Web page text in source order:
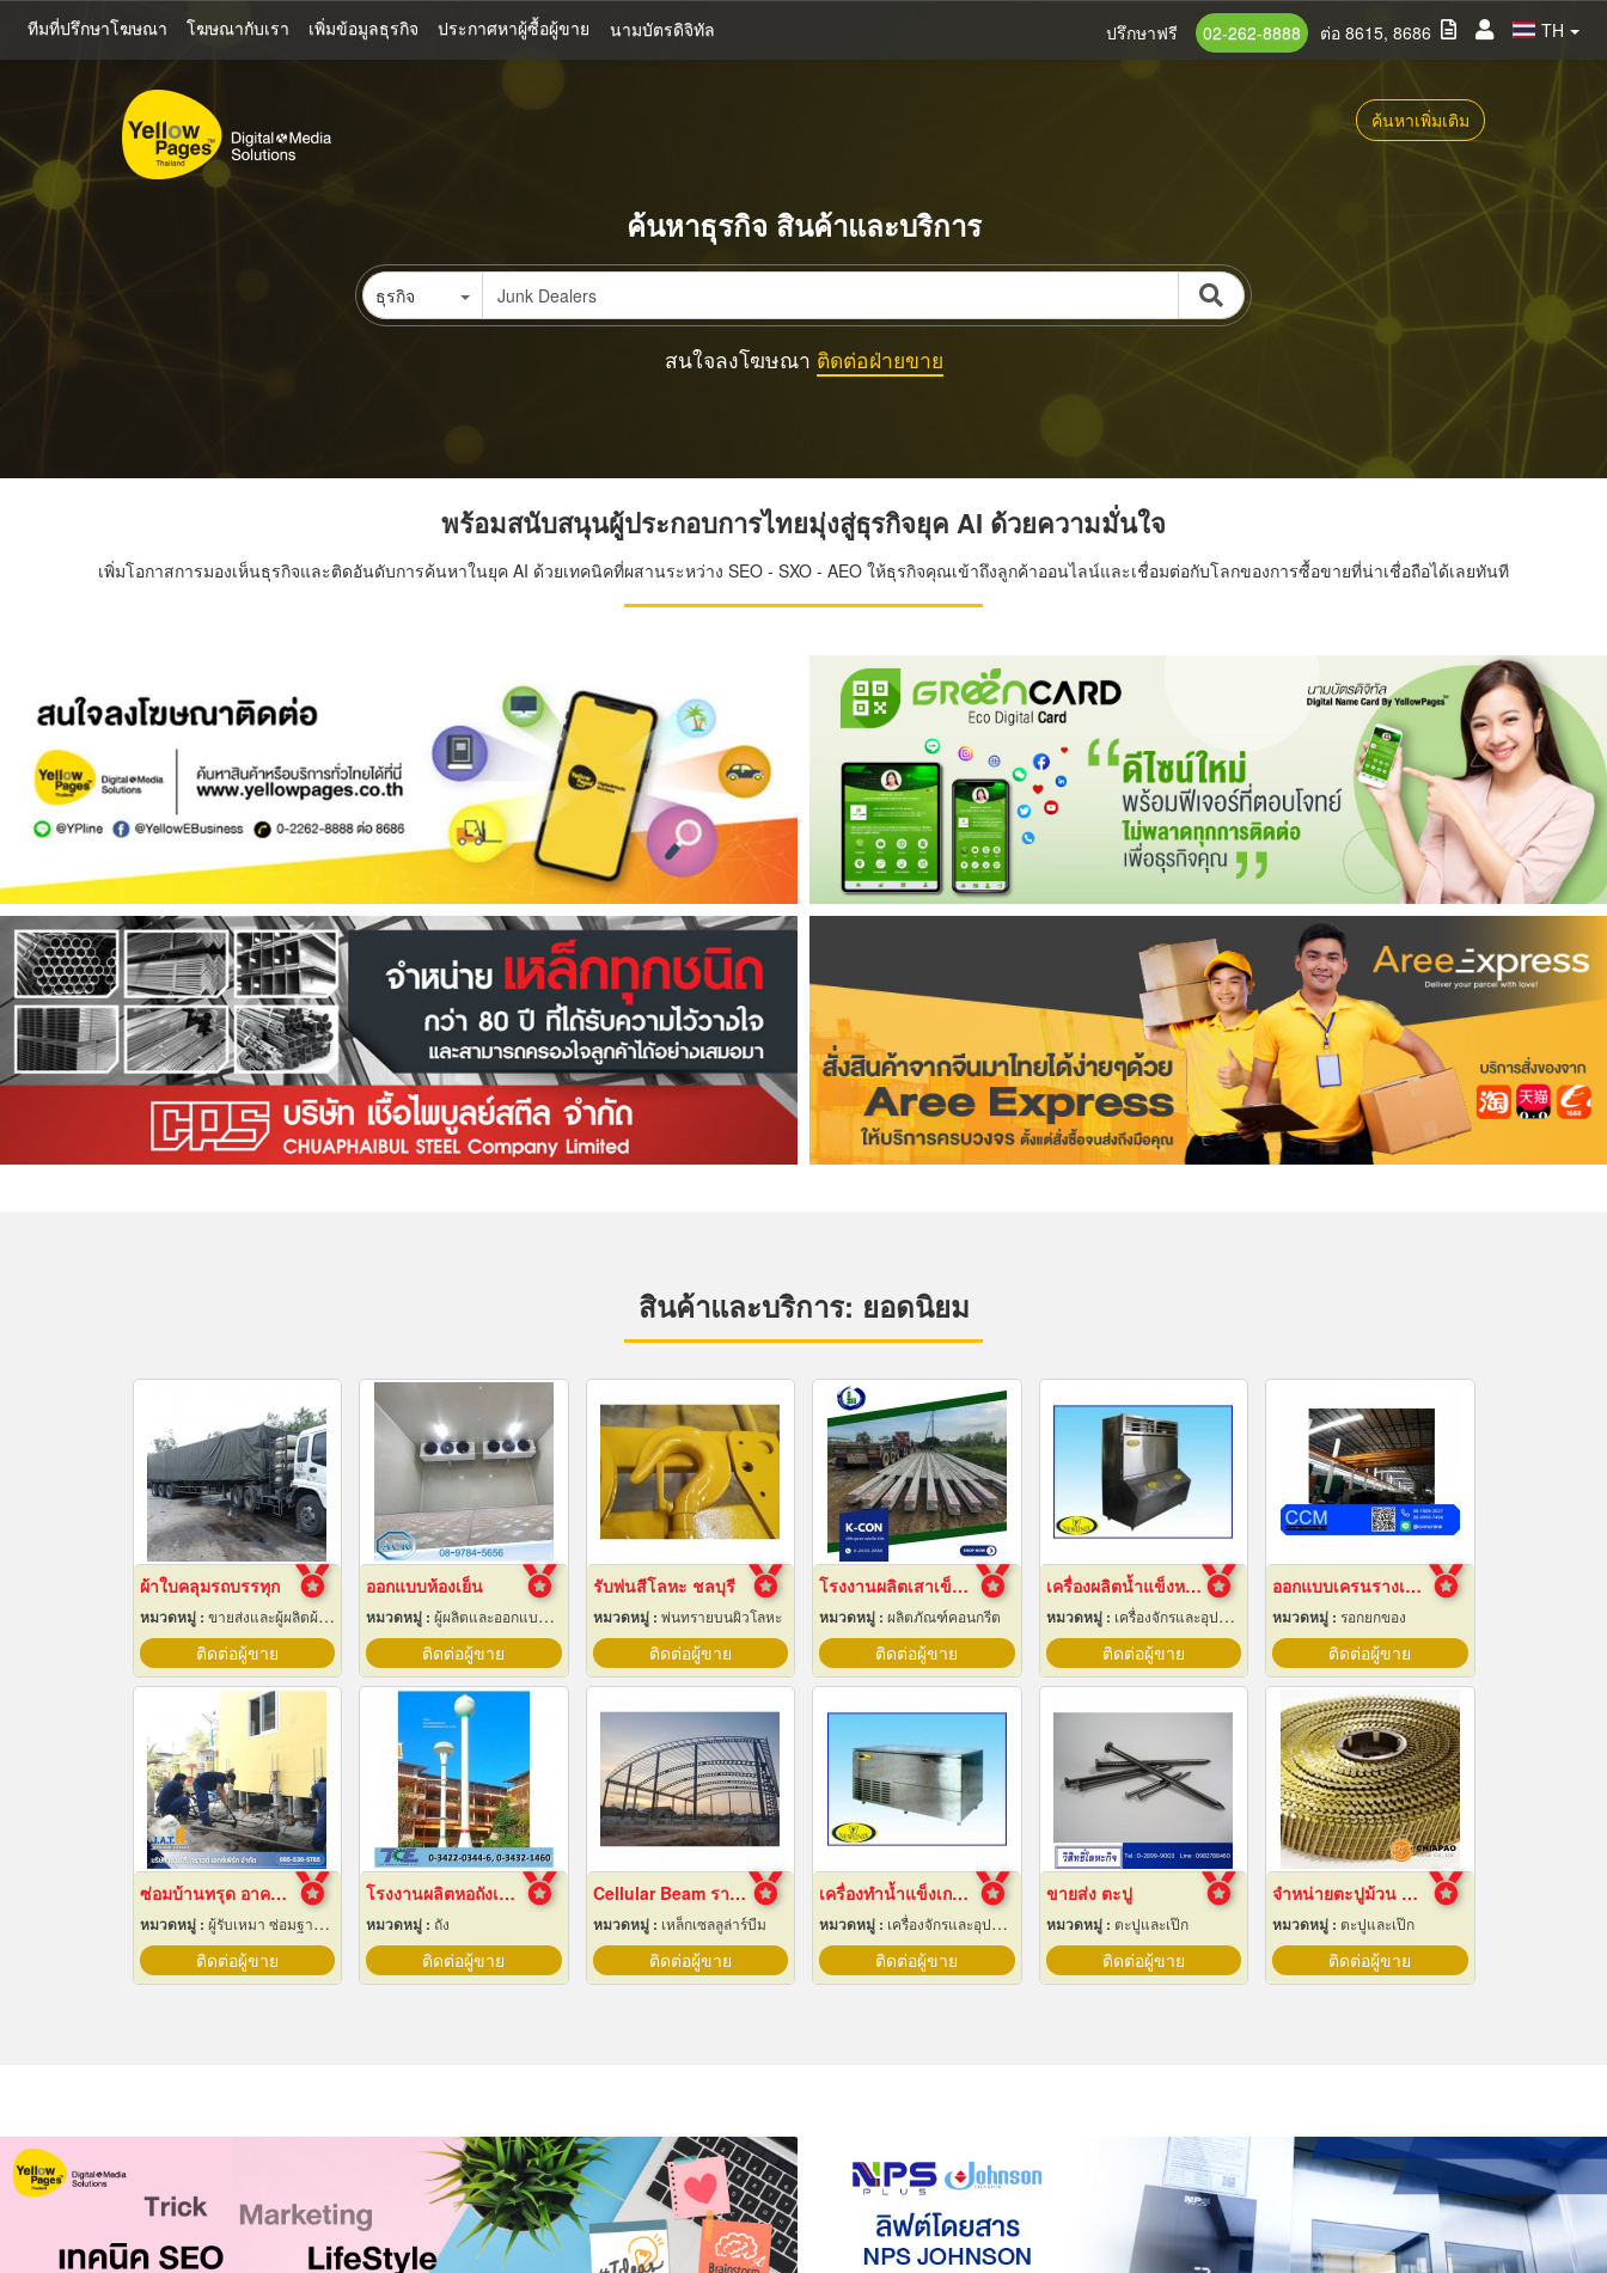
หลัก
ทีมที่ปรึกษาโฆษณา โฆษณากับเรา เพิ่มข้อมูลธุรกิจ ประกาศหาผู้ซื้อผู้ขาย นามบัตรดิจิทัล TH
ปรึกษาฟรี 02-262-8888 ต่อ 8615, 8686
ค้นหาเพิ่มเติม
ค้นหาธุรกิจ สินค้าและบริการ
ธุรกิจ
สนใจลงโฆษณา ติดต่อฝ่ายขาย
พร้อมสนับสนุนผู้ประกอบการไทยมุ่งสู่ธุรกิจยุค AI ด้วยความมั่นใจ
เพิ่มโอกาสการมองเห็นธุรกิจและติดอันดับการค้นหาในยุค AI ด้วยเทคนิคที่ผสานระหว่าง SEO - SXO - AEO ให้ธุรกิจคุณเข้าถึงลูกค้าออนไลน์และเชื่อมต่อกับโลกของการซื้อขายที่น่าเชื่อถือได้เลยทันที
สินค้าและบริการ: ยอดนิยม
ผ้าใบคลุมรถบรรทุก
หมวดหมู่ : ขายส่งและผู้ผลิตผ้าใบ
ติดต่อผู้ขาย
ออกแบบห้องเย็น
หมวดหมู่ : ผู้ผลิตและออกแบบติดตั้งห้องเย็น
ติดต่อผู้ขาย
รับพ่นสีโลหะ ชลบุรี
หมวดหมู่ : พ่นทรายบนผิวโลหะ
ติดต่อผู้ขาย
โรงงานผลิตเสาเข็ม สมุทรปราการ
หมวดหมู่ : ผลิตภัณฑ์คอนกรีต
ติดต่อผู้ขาย
เครื่องผลิตน้ำแข็งหลอด เชียงใหม่
หมวดหมู่ : เครื่องจักรและอุปกรณ์ผลิตน้ำแข็ง
ติดต่อผู้ขาย
ออกแบบเครนรางเลื่อนไฟฟ้า
หมวดหมู่ : รอกยกของ
ติดต่อผู้ขาย
ซ่อมบ้านทรุด อาคารทรุด
หมวดหมู่ : ผู้รับเหมา ซ่อมฐานรากและโครงสร้างก่อสร้าง
ติดต่อผู้ขาย
โรงงานผลิตหอถังเหล็กเก็บน้ำ
หมวดหมู่ : ถัง
ติดต่อผู้ขาย
Cellular Beam ราคาโรงงาน
หมวดหมู่ : เหล็กเซลลูล่าร์บีม
ติดต่อผู้ขาย
เครื่องทำน้ำแข็งเกล็ด เชียงใหม่
หมวดหมู่ : เครื่องจักรและอุปกรณ์ผลิตน้ำแข็ง
ติดต่อผู้ขาย
ขายส่ง ตะปู
หมวดหมู่ : ตะปูและเป๊ก
ติดต่อผู้ขาย
จำหน่ายตะปูม้วน สมุทรปราการ
หมวดหมู่ : ตะปูและเป๊ก
ติดต่อผู้ขาย